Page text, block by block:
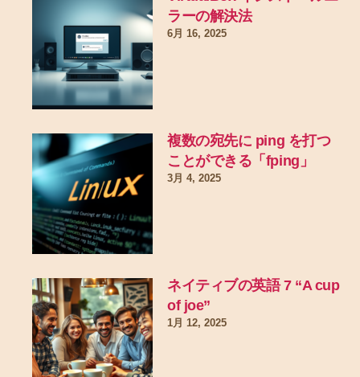
ラーの解決法
6月 16, 2025
複数の宛先に ping を打つ
ことができる「fping」
3月 4, 2025
ネイティブの英語 7 “A cup
of joe”
1月 12, 2025